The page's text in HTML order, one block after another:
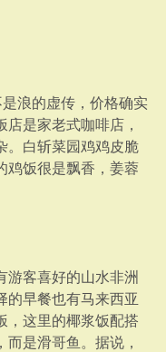
是浪的虚传，价格确实
店是家老式咖啡店，
。白斩菜园鸡鸡皮脆
鸡饭很是飘香，姜蓉
游客喜好的山水非洲
的早餐也有马来西亚
，这里的椰浆饭配搭
而是滑哥鱼。据说，